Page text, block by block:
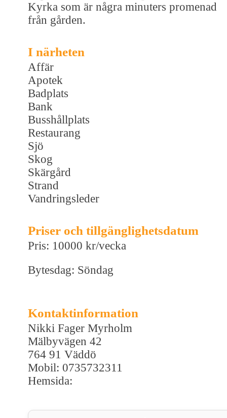
Kyrka som är några minuters promenad
från gården.
I närheten
Affär
Apotek
Badplats
Bank
Busshållplats
Restaurang
Sjö
Skog
Skärgård
Strand
Vandringsleder
Priser och tillgänglighetsdatum
Pris: 10000 kr/vecka
Bytesdag: Söndag
Kontaktinformation
Nikki Fager Myrholm
Mälbyvägen 42
764 91 Väddö
Mobil: 0735732311
Hemsida: